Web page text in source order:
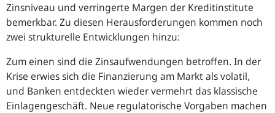
Zinsniveau und verringerte Margen der Kreditinstitute
bemerkbar. Zu diesen Herausforderungen kommen noch
zwei strukturelle Entwicklungen hinzu:
Zum einen sind die Zinsaufwendungen betroffen. In der
Krise erwies sich die Finanzierung am Markt als volatil,
und Banken entdeckten wieder vermehrt das klassische
Einlagengeschäft. Neue regulatorische Vorgaben machen